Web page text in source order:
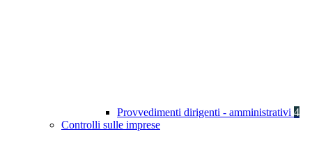
Provvedimenti dirigenti - amministrativi 4
Controlli sulle imprese